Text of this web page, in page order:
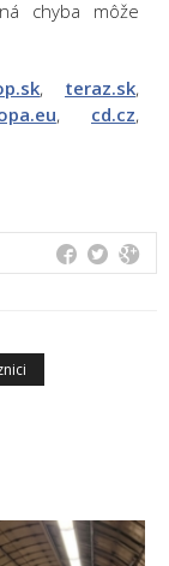
chyba môže
, teraz.sk,
, cd.cz,